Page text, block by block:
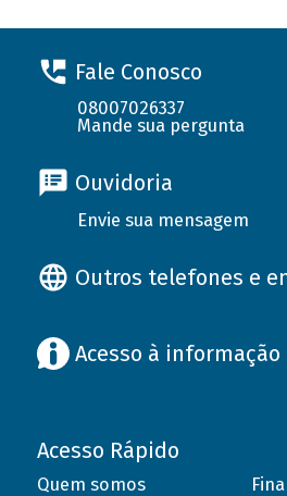
Fale Conosco
08007026337
Mande sua pergunta
Ouvidoria
Envie sua mensagem
Outros telefones e
Acesso à informação
Acesso Rápido
Quem somos